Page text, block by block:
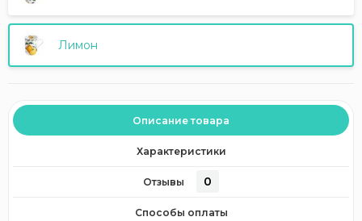
Лимон
Описание товара
Характеристики
Отзывы 0
Способы оплаты